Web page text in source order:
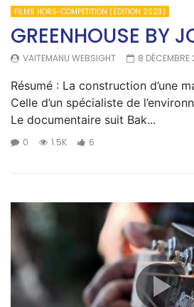
FILMS HORS-COMPETITION (ÉDITION 2023)
GREENHOUSE BY
VAITEMANU WEBSIGHT 8
Résumé : La construction d’une
Celle d’un spécialiste de
Le documentaire suit Bak...
0 1.5K 6